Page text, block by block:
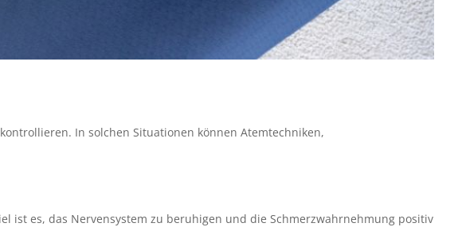
In solchen Situationen können Atemtechniken,
ist es, das Nervensystem zu beruhigen und die Schmerzwahrnehmung positiv